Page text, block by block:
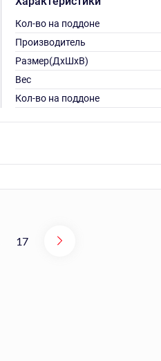
Кол-во на поддоне
Производитель
Размер(ДхШхВ)
Вес
Кол-во на поддоне
17